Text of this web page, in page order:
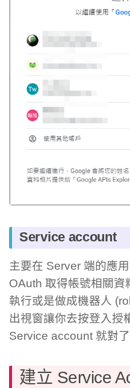
Service account
主要在 Server 端的應
OAuth 取得帳號相關資
執行或是做成機器人
出視窗讓你去按登入授
Service account 就對了
建立 Service